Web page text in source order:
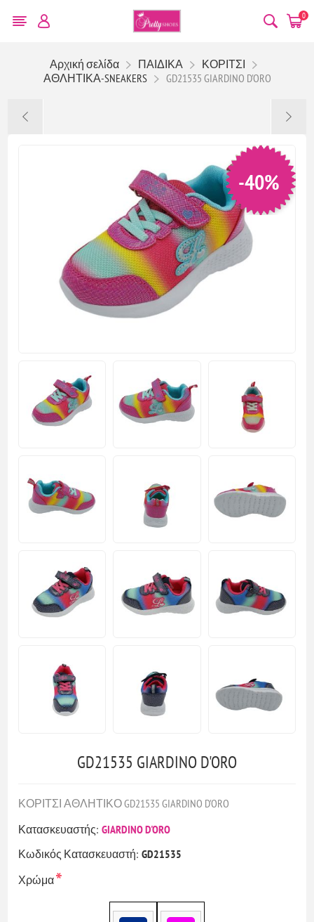
0
Αρχική σελίδα ΠΑΙΔΙΚΑ
ΚΟΡΙΤΣΙ
ΑΘΛΗΤΙΚΑ-SNEAKERS
GD21535 GIARDINO D'ORO
-40%
GD21535 GIARDINO D'ORO
ΚΟΡΙΤΣΙ ΑΘΛΗΤΙΚΟ GD21535 GIARDINO D'ORO
Κατασκευαστής: GIARDINO D'ORO
Κωδικός Κατασκευαστή: GD21535
Χρώμα*